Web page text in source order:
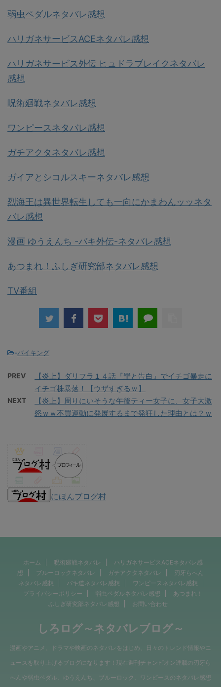
弱虫ペダルネタバレ感想
ハリガネサービスACEネタバレ感想
ハリガネサービス外伝 ヒュドラブレイクネタバレ
感想
呪術廻戦ネタバレ感想
ワンピースネタバレ感想
ガチアクタネタバレ感想
ガイアとシコルスキーネタバレ感想
烈海王は異世界転生しても一向にかまわんッッネタ
バレ感想
漫画 ゆうえんち -バキ外伝-ネタバレ感想
あつまれ！ふしぎ研究部ネタバレ感想
TV番組
-バイキング
PREV
【炎上】ダリフラ１４話『罪と告白』でイチゴ暴走に
イチゴ株暴落！【ウザすぎるｗ】
NEXT
【炎上】周りにいそうな午後ティー女子に、女子大激
怒ｗｗ不買運動に発展するまで発狂した理由とは？ｗ
にほんブログ村
ホーム 呪術廻戦ネタバレ
ハリガネサービスACEネタバレ感
想
ブルーロックネタバレ ガチアクタネタバレ
刃牙らへん
ネタバレ感想
バキ道ネタバレ感想
ワンピースネタバレ感想
プライバシーポリシー
弱虫ペダルネタバレ感想
あつまれ！
ふしぎ研究部ネタバレ感想
お問い合わせ
しろログ～ネタバレブログ～
漫画やアニメ、ドラマや映画のネタバレをはじめ、日々のトレンド情報やニ
ュースを取り上げるブログになります！現在週刊チャンピオン連載の刃牙ら
へんや弱虫ペダル、ゆうえんち、ブルーロック、ワンピースのネタバレ感想